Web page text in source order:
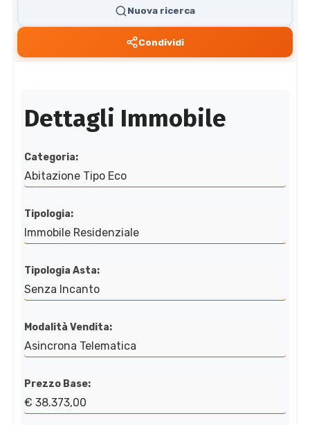
Nuova ricerca
Condividi
Dettagli Immobile
Categoria:
Abitazione Tipo Eco
Tipologia:
Immobile Residenziale
Tipologia Asta:
Senza Incanto
Modalità Vendita:
Asincrona Telematica
Prezzo Base:
€ 38.373,00